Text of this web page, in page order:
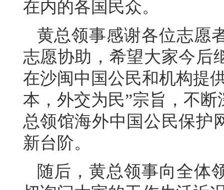
在内的各国民众。
黄总领事感谢各位志愿
志愿协助，希望大家今后
在沙闽中国公民和机构提
本，外交为民”宗旨，不
总领馆海外中国公民保护
新台阶。
随后，黄总领事向全体